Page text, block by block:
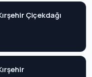
Çiçekdağı